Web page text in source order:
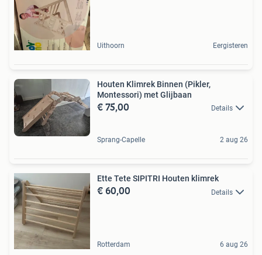
Uithoorn Eergisteren
Houten Klimrek Binnen (Pikler,
Montessori) met Glijbaan
€ 75,00 Details
Sprang-Capelle 2 aug 26
Ette Tete SIPITRI Houten klimrek
€ 60,00 Details
Rotterdam 6 aug 26